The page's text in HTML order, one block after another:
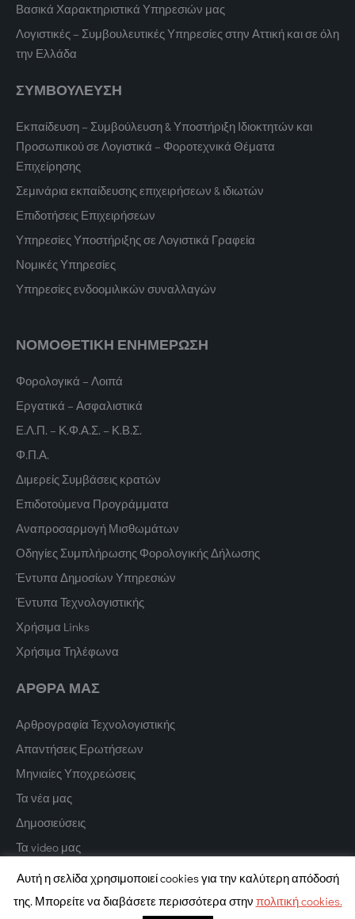
Βασικά Χαρακτηριστικά Υπηρεσιών μας
Λογιστικές – Συμβουλευτικές Υπηρεσίες στην Αττική και σε όλη
την Ελλάδα
ΣΥΜΒΟΥΛΕΥΣΗ
Εκπαίδευση – Συμβούλευση & Υποστήριξη Ιδιοκτητών και
Προσωπικού σε Λογιστικά – Φοροτεχνικά Θέματα
Επιχείρησης
Σεμινάρια εκπαίδευσης επιχειρήσεων & ιδιωτών
Επιδοτήσεις Επιχειρήσεων
Υπηρεσίες Υποστήριξης σε Λογιστικά Γραφεία
Νομικές Υπηρεσίες
Υπηρεσίες ενδοομιλικών συναλλαγών
ΝΟΜΟΘΕΤΙΚΗ ΕΝΗΜΕΡΩΣΗ
Φορολογικά – Λοιπά
Εργατικά – Ασφαλιστικά
Ε.Λ.Π. – Κ.Φ.Α.Σ. – Κ.Β.Σ.
Φ.Π.Α.
Διμερείς Συμβάσεις κρατών
Επιδοτούμενα Προγράμματα
Αναπροσαρμογή Μισθωμάτων
Οδηγίες Συμπλήρωσης Φορολογικής Δήλωσης
Έντυπα Δημοσίων Υπηρεσιών
Έντυπα Τεχνολογιστικής
Χρήσιμα Links
Χρήσιμα Τηλέφωνα
ΑΡΘΡΑ ΜΑΣ
Αρθρογραφία Τεχνολογιστικής
Απαντήσεις Ερωτήσεων
Μηνιαίες Υποχρεώσεις
Τα νέα μας
Δημοσιεύσεις
Τα video μας
Αυτή η σελίδα χρησιμοποιεί cookies για την καλύτερη απόδοσή
της. Μπορείτε να διαβάσετε περισσότερα στην πολιτική cookies.